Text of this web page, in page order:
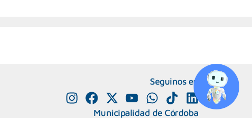
Seguinos en
Municipalidad de Córdoba